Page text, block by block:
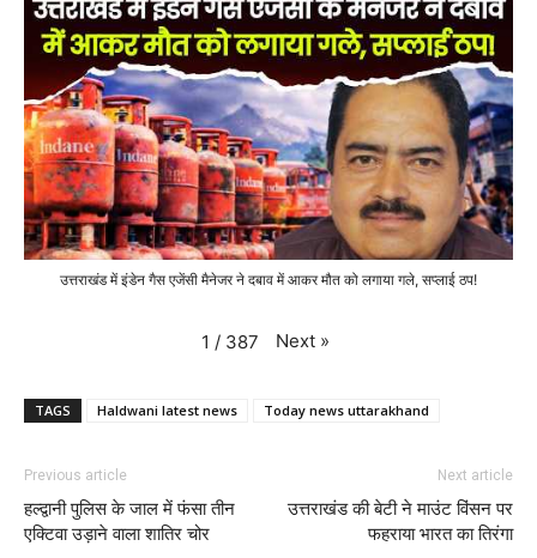
उत्तराखंड में इंडेन गैस एजेंसी मैनेजर ने दबाव में आकर मौत को लगाया गले, सप्लाई ठप!
1 / 387 Next »
TAGS Haldwani latest news Today news uttarakhand
Previous article
हल्द्वानी पुलिस के जाल में फंसा तीन
एक्टिवा उड़ाने वाला शातिर चोर
Next article
उत्तराखंड की बेटी ने माउंट विंसन पर
फहराया भारत का तिरंगा